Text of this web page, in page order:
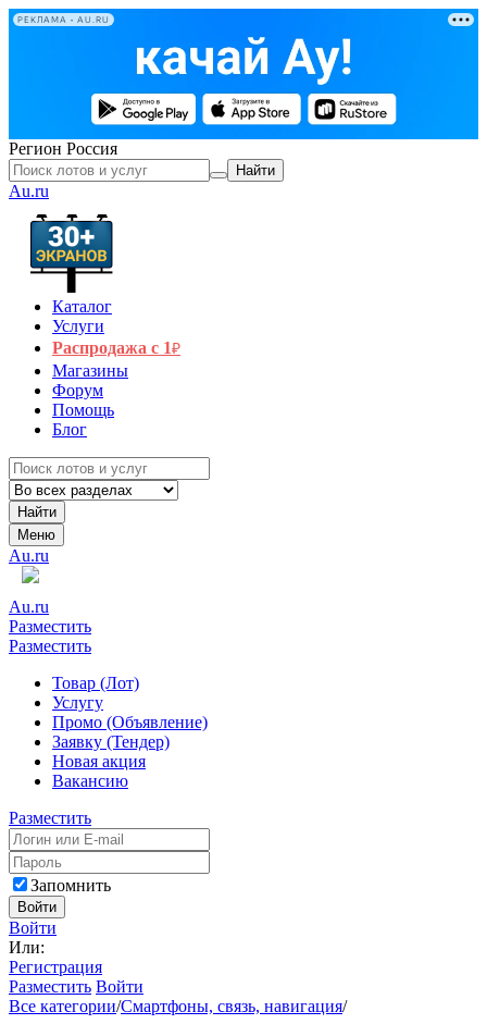
РЕКЛАМА • AU.RU
Регион Россия
Найти
Au.ru
Каталог
Услуги
Распродажа с 1₽
Магазины
Форум
Помощь
Блог
Найти
Меню
Au.ru
Au.ru
Разместить
Разместить
Товар (Лот)
Услугу
Промо (Объявление)
Заявку (Тендер)
Новая акция
Вакансию
Разместить
Запомнить
Войти
Войти
Или:
Регистрация
Разместить Войти
Все категории/Смартфоны, связь, навигация/